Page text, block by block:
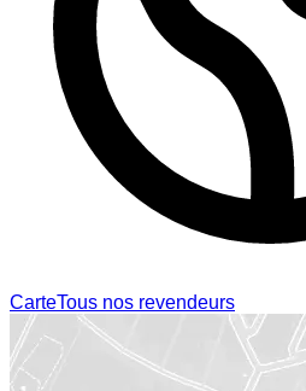
CarteTous nos revendeurs